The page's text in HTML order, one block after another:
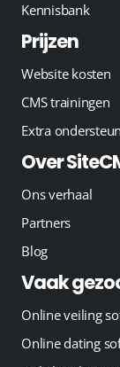
Kennisbank
Prijzen
Website kosten
CMS trainingen
Extra
Over
Ons verhaal
Partners
Blog
Vaak
Online veiling
Online dating